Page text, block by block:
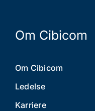
Om Cibicom
Om Cibicom
Ledelse
Karriere